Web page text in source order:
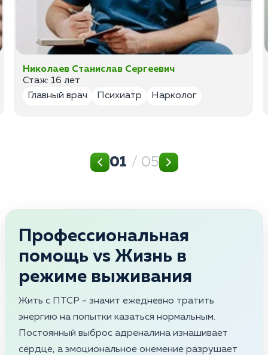
Николаев Станислав Сергеевич
Стаж: 16 лет
Главный врач
Психиатр Нарколог
01 / 05
Профессиональная
помощь vs Жизнь в
режиме выживания
Жить с ПТСР - значит ежедневно тратить
энергию на попытки казаться нормальным.
Постоянный выброс адреналина изнашивает
сердце, а эмоциональное онемение разрушает